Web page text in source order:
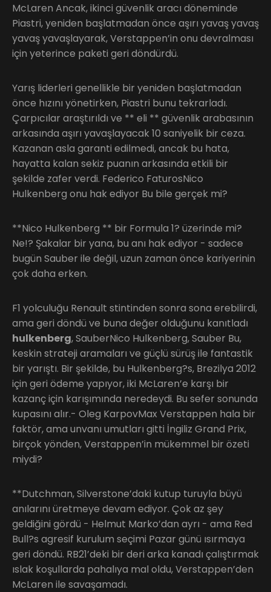
McLaren Ancak, ikinci güvenlik aracı döneminde
Piastri, yeniden başlatmadan önce aşırı yavaş yavaş
yavaş yavaşlayarak, Verstappen’in onu devralması
için yeterince paketi geri döndürdü.
Yarış liderleri genellikle bir yeniden başlatmadan
önce hızını yönetirken, Piastri bunu tekrarladı.
Çarpıcılar araştırıldı ve ** eli ** güvenlik arabasının
arkasında aşırı yavaşlayacak 10 saniyelik bir ceza.
Kazanan asla garanti edilmedi, ancak bu hata,
hayatta kalan sekiz puanın arkasında etkili bir
şekilde zafer verdi. Federico FaturosNico
Hulkenberg onu hak ediyor Bu bile gerçek mi?
**Nico Hulkenberg ** bir Formula 1? üzerinde mi?
Ne!? Şakalar bir yana, bu anı hak ediyor - sadece
bugün Sauber ile değil, uzun zaman önce kariyerinin
çok daha erken.
F1 yolculuğu Renault stintinden sonra sona erebilirdi,
ama geri döndü ve buna değer olduğunu kanıtladı
hulkenberg, SauberNico Hulkenberg, Sauber Bu,
keskin strateji aramaları ve güçlü sürüş ile fantastik
bir yarıştı. Bir şekilde, bu Hulkenberg?s, Brezilya 2012
için geri ödeme yapıyor, iki McLaren’e karşı bir
kazanç için karışımında neredeydi. Bu sefer sonunda
kupasını alır.- Oleg KarpovMax Verstappen hala bir
faktör, ama unvanı umutları gitti İngiliz Grand Prix,
birçok yönden, Verstappen’in mükemmel bir özeti
miydi?
**Dutchman, Silverstone’daki kutup turuyla büyü
anılarını üretmeye devam ediyor. Çok az şey
geldiğini gördü - Helmut Marko’dan ayrı - ama Red
Bull?s agresif kurulum seçimi Pazar günü ısırmaya
geri döndü. RB21’deki bir deri arka kanadı çalıştırmak
ıslak koşullarda pahalıya mal oldu, Verstappen’den
McLaren ile savaşamadı.